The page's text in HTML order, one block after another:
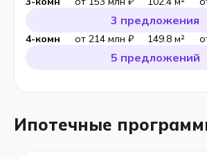
3 предложения
4-комн 149.8 м²
от 214 млн ₽
5 предложений
Ипотечные